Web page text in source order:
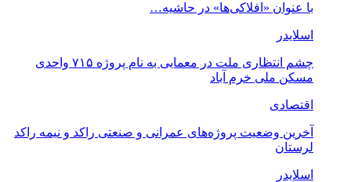
با عنوان «افلاکی‌ها» در حاشیه…
اسلایدر
چشم انتظاری ملت در معمایی به نام پروژه ۷۱۵ واحدی
مسکن ملی خرم آباد
اقتصادی
آخرین وضعیت پروژه‌های عمرانی و صنعتی راکد و نیمه راکد
لرستان
اسلایدر